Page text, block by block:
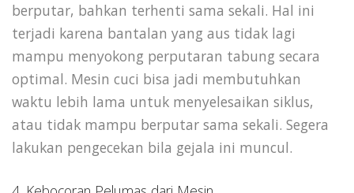
berputar, bahkan terhenti sama sekali. Hal ini
terjadi karena bantalan yang aus tidak lagi
mampu menyokong perputaran tabung secara
optimal. Mesin cuci bisa jadi membutuhkan
waktu lebih lama untuk menyelesaikan siklus,
atau tidak mampu berputar sama sekali. Segera
lakukan pengecekan bila gejala ini muncul.